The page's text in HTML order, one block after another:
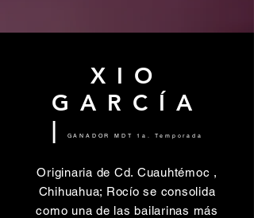
XIO
GARCÍA
|
GANADOR MDT 1a. Temporada
Originaria de Cd. Cuauhtémoc ,
Chihuahua; Rocío se consolida
como una de las bailarinas más